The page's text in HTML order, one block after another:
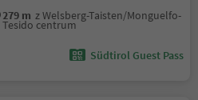
279 m z Welsberg-Taisten/Monguelfo-
Tesido centrum
Südtirol Guest Pass